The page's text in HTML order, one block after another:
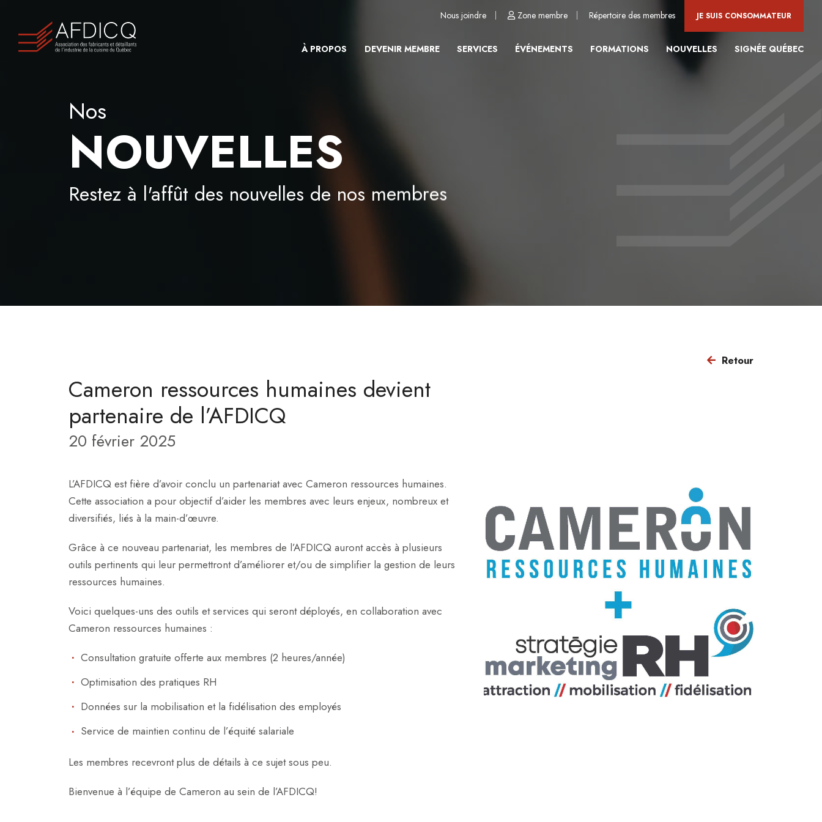
Nous joindre Zone membre Répertoire des membres JE SUIS CONSOMMATEUR
À PROPOS DEVENIR MEMBRE SERVICES ÉVÉNEMENTS FORMATIONS NOUVELLES SIGNÉE QUÉBEC
Nos
NOUVELLES
Restez à l'affût des nouvelles de nos membres
Retour
Cameron ressources humaines devient
partenaire de l’AFDICQ
20 février 2025
L’AFDICQ est fière d’avoir conclu un partenariat avec Cameron ressources humaines.
Cette association a pour objectif d’aider les membres avec leurs enjeux, nombreux et
diversifiés, liés à la main-d’œuvre.
Grâce à ce nouveau partenariat, les membres de l’AFDICQ auront accès à plusieurs
outils pertinents qui leur permettront d’améliorer et/ou de simplifier la gestion de leurs
ressources humaines.
Voici quelques-uns des outils et services qui seront déployés, en collaboration avec
Cameron ressources humaines :
Consultation gratuite offerte aux membres (2 heures/année)
Optimisation des pratiques RH
Données sur la mobilisation et la fidélisation des employés
Service de maintien continu de l’équité salariale
Les membres recevront plus de détails à ce sujet sous peu.
Bienvenue à l’équipe de Cameron au sein de l’AFDICQ!